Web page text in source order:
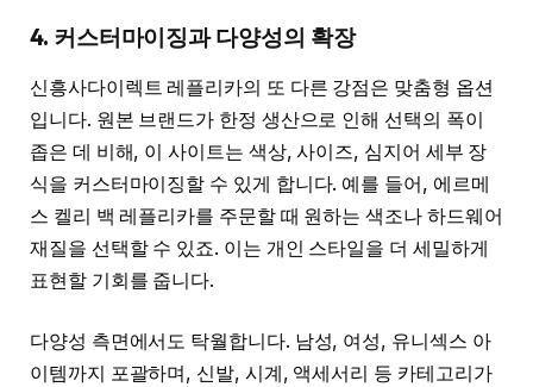
4. 커스터마이징과 다양성의 확장
신흥사다이렉트 레플리카의 또 다른 강점은 맞춤형 옵션
입니다. 원본 브랜드가 한정 생산으로 인해 선택의 폭이
좁은 데 비해, 이 사이트는 색상, 사이즈, 심지어 세부 장
식을 커스터마이징할 수 있게 합니다. 예를 들어, 에르메
스 켈리 백 레플리카를 주문할 때 원하는 색조나 하드웨어
재질을 선택할 수 있죠. 이는 개인 스타일을 더 세밀하게
표현할 기회를 줍니다.
다양성 측면에서도 탁월합니다. 남성, 여성, 유니섹스 아
이템까지 포괄하며, 신발, 시계, 액세서리 등 카테고리가